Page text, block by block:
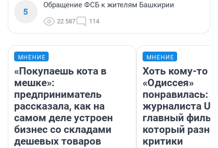
5
Обращение ФСБ к жителям Башкирии
22 587 114
МНЕНИЕ
«Покупаешь кота в
мешке»:
предприниматель
рассказала, как на
самом деле устроен
бизнес со складами
дешевых товаров
МНЕНИЕ
Хоть кому-то
«Одиссея»
понравилась:
журналиста
главный
который
критики